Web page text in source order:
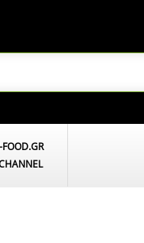
FOOD.GR